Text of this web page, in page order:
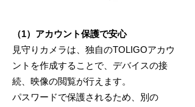
（1）アカウント保護で安心
見守りカメラは、独自のTOLIGOアカウ
ントを作成することで、デバイスの接
続、映像の閲覧が行えます。
パスワードで保護されるため、別の